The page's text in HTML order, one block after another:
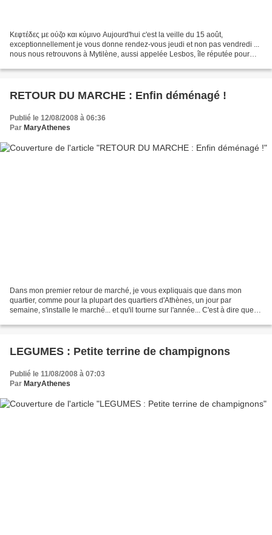
Κεφτέδες με ούζο και κύμινο Aujourd'hui c'est la veille du 15 août,
exceptionnellement je vous donne rendez-vous jeudi et non pas vendredi ...
nous nous retrouvons à Mytilène, aussi appelée Lesbos, île réputée pour
RETOUR DU MARCHE : Enfin déménagé !
Publié le 12/08/2008 à 06:36
Par MaryAthenes
Dans mon premier retour de marché, je vous expliquais que dans mon
quartier, comme pour la plupart des quartiers d'Athènes, un jour par
semaine, s'installe le marché... et qu'il tourne sur l'année... C'est à dire que
LEGUMES : Petite terrine de champignons
Publié le 11/08/2008 à 07:03
Par MaryAthenes